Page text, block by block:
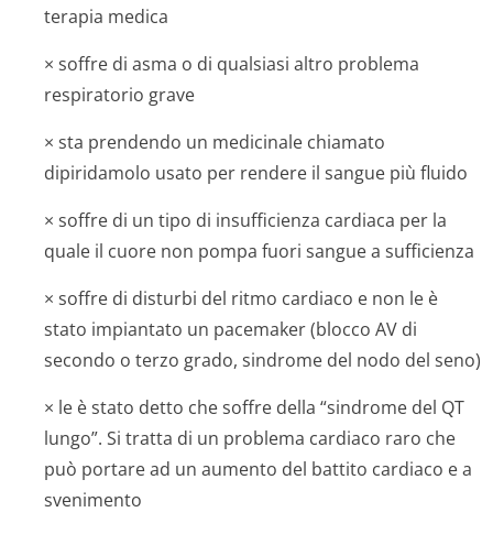
terapia medica
× soffre di asma o di qualsiasi altro problema
respiratorio grave
× sta prendendo un medicinale chiamato
dipiridamolo usato per rendere il sangue più fluido
× soffre di un tipo di insufficienza cardiaca per la
quale il cuore non pompa fuori sangue a sufficienza
× soffre di disturbi del ritmo cardiaco e non le è
stato impiantato un pacemaker (blocco AV di
secondo o terzo grado, sindrome del nodo del seno)
× le è stato detto che soffre della “sindrome del QT
lungo”. Si tratta di un problema cardiaco raro che
può portare ad un aumento del battito cardiaco e a
svenimento